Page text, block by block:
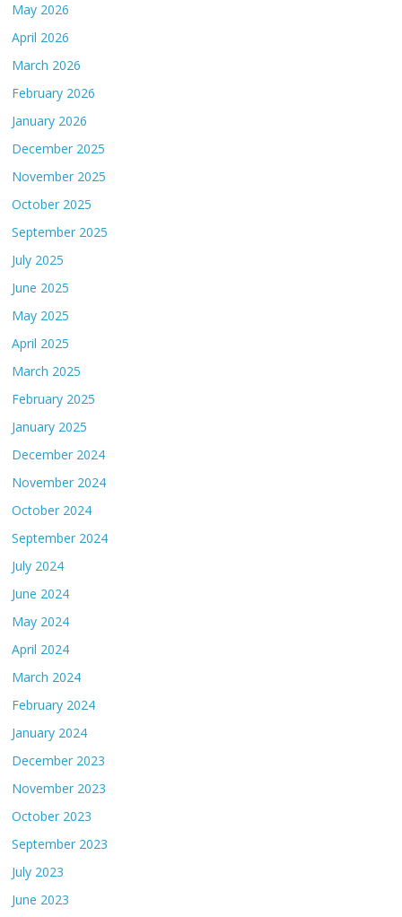
May 2026
April 2026
March 2026
February 2026
January 2026
December 2025
November 2025
October 2025
September 2025
July 2025
June 2025
May 2025
April 2025
March 2025
February 2025
January 2025
December 2024
November 2024
October 2024
September 2024
July 2024
June 2024
May 2024
April 2024
March 2024
February 2024
January 2024
December 2023
November 2023
October 2023
September 2023
July 2023
June 2023